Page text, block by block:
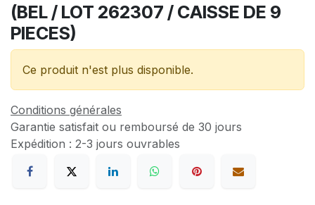
(BEL / LOT 262307 / CAISSE DE 9
PIECES)
Ce produit n'est plus disponible.
Conditions générales
Garantie satisfait ou remboursé de 30 jours
Expédition : 2-3 jours ouvrables